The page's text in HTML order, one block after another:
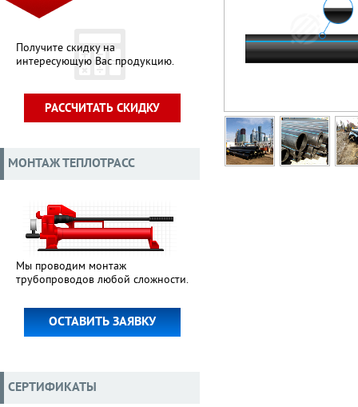
Получите скидку на
интересующую Вас продукцию.
РАССЧИТАТЬ СКИДКУ
МОНТАЖ ТЕПЛОТРАСС
Мы проводим монтаж
трубопроводов любой сложности.
ОСТАВИТЬ ЗАЯВКУ
СЕРТИФИКАТЫ